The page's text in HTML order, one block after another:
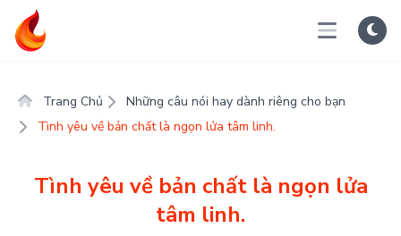
Trang Chủ
Những câu nói hay dành riêng cho bạn
Tình yêu về bản chất là ngọn lửa tâm linh.
Tình yêu về bản chất là ngọn lửa
tâm linh.